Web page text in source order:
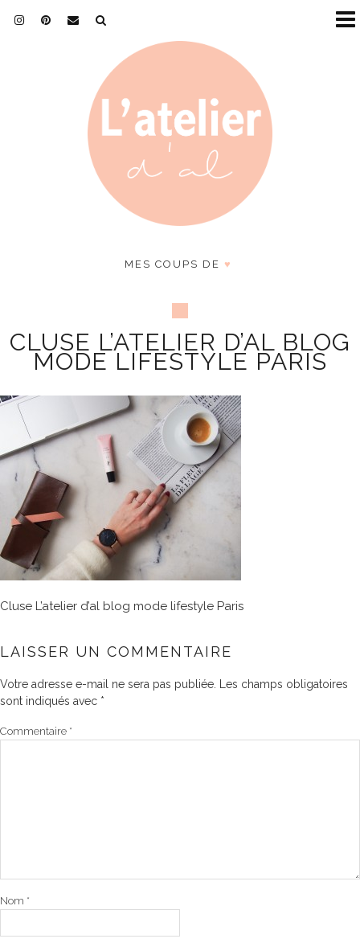
MES COUPS DE ♥
CLUSE L’ATELIER D’AL BLOG
MODE LIFESTYLE PARIS
Cluse L’atelier d’al blog mode lifestyle Paris
LAISSER UN COMMENTAIRE
Votre adresse e-mail ne sera pas publiée.
Les champs obligatoires
sont indiqués avec *
Commentaire *
Nom *